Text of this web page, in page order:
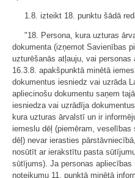
1.8. izteikt 18. punktu šādā
"18. Persona, kura uzturas
dokumenta (izņemot Savienības
uzturēšanās atļauju, vai
16.3.8. apakšpunktā minētā
dokumentus iesniedz vai uzrāda
apliecinošu dokumentu saņem
iesniedza vai uzrādīja
kura uzturas ārvalstī un ir
iemeslu dēļ (piemēram,
dēļ) nevar ierasties
nosūtīt ar ierakstītu pasta
sūtījums). Ja personas apliecības
noteikumu 11. punktā minētā